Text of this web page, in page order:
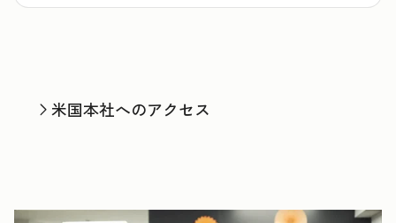
米国本社へのアクセス